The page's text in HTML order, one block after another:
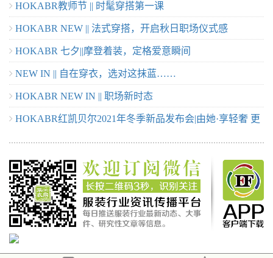
春意阑珊 敬请期待！
HOKABR教师节 || 时髦穿搭第一课
HOKABR NEW || 法式穿搭，开启秋日职场仪式感
HOKABR 七夕||摩登着装，定格爱意瞬间
NEW IN || 自在穿衣，选对这抹蓝……
HOKABR NEW IN || 职场新时态
HOKABR红凯贝尔2021年冬季新品发布会|由她·享轻奢 更
美丽